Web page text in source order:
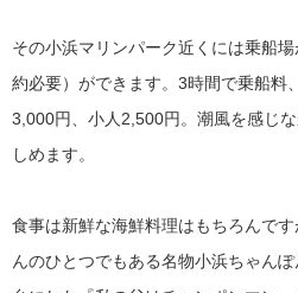
その小浜マリンパーク近くには乗船
約必要）ができます。3時間で乗船料
3,000円、小人2,500円。潮風を感じ
しめます。
食事は新鮮な海鮮料理はもちろんで
んのひとつでもある名物小浜ちゃん